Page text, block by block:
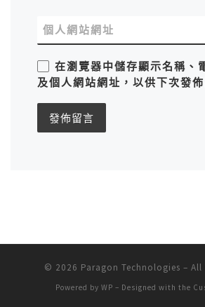
個人網站網址
在瀏覽器中儲存顯示名稱、
及個人網站網址，以供下次發佈
© 2026 Paragon Technologies – All
Powered by WP – Designed with the